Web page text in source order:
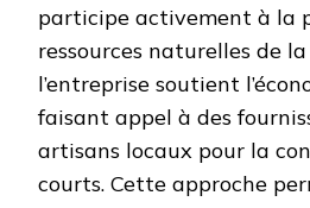
participe activement à la
ressources naturelles de
l’entreprise soutient
faisant appel à des
artisans locaux pour la
courts. Cette approche